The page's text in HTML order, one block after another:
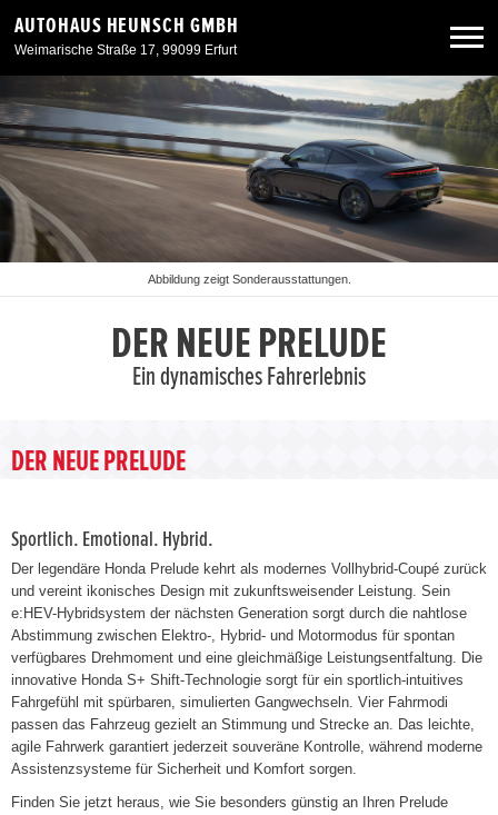
AUTOHAUS HEUNSCH GMBH
Weimarische Straße 17, 99099 Erfurt
Neuwagen
Gebrauchtwagen
Angebote
Abbildung zeigt Sonderausstattungen.
DER NEUE PRELUDE
Ein dynamisches Fahrerlebnis
DER NEUE PRELUDE
Sportlich. Emotional. Hybrid.
Der legendäre Honda Prelude kehrt als modernes Vollhybrid-Coupé zurück
und vereint ikonisches Design mit zukunftsweisender Leistung. Sein
e:HEV-Hybridsystem der nächsten Generation sorgt durch die nahtlose
Abstimmung zwischen Elektro-, Hybrid- und Motormodus für spontan
verfügbares Drehmoment und eine gleichmäßige Leistungsentfaltung. Die
innovative Honda S+ Shift-Technologie sorgt für ein sportlich-intuitives
Fahrgefühl mit spürbaren, simulierten Gangwechseln. Vier Fahrmodi
passen das Fahrzeug gezielt an Stimmung und Strecke an. Das leichte,
agile Fahrwerk garantiert jederzeit souveräne Kontrolle, während moderne
Assistenzsysteme für Sicherheit und Komfort sorgen.
Finden Sie jetzt heraus, wie Sie besonders günstig an Ihren Prelude